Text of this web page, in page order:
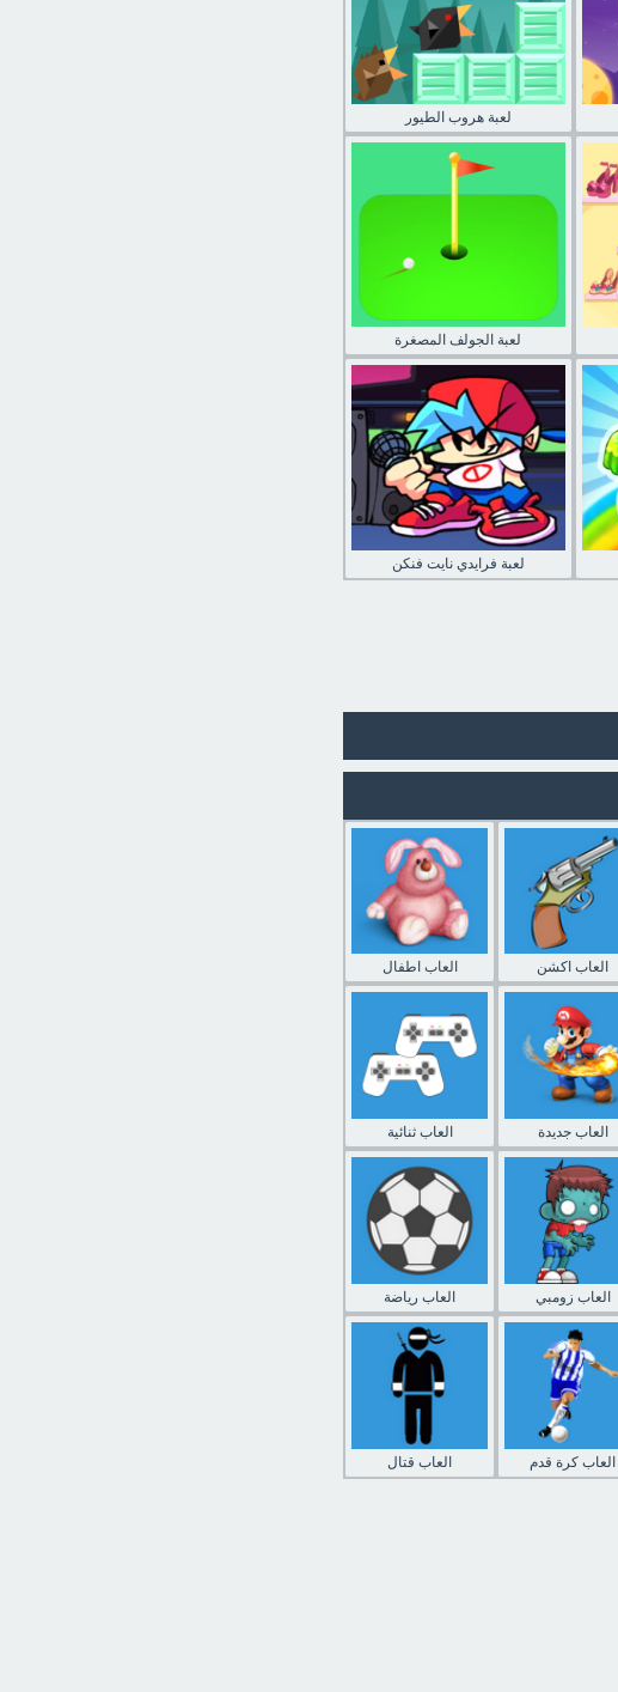
لعبة هروب الطيور
لعبة الجولف المصغرة
لعبة فرايدي نايت فنكن
العاب اطفال العاب اكشن
العاب ثنائية العاب جديدة
العاب رياضة العاب زومبي
العاب قتال العاب كرة قدم